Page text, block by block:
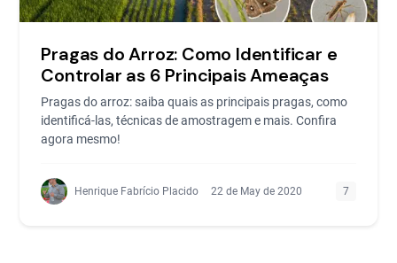
Pragas do Arroz: Como Identificar e
Controlar as 6 Principais Ameaças
Pragas do arroz: saiba quais as principais pragas, como
identificá-las, técnicas de amostragem e mais. Confira
agora mesmo!
Henrique Fabrício Placido 22 de May de 2020 7